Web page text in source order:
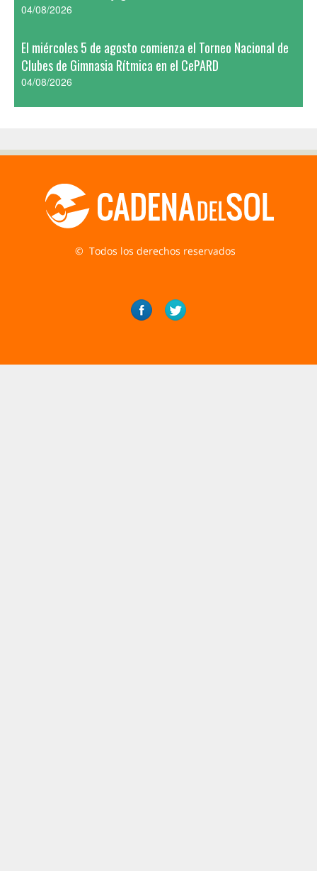
04/08/2026
El miércoles 5 de agosto comienza el Torneo Nacional de
Clubes de Gimnasia Rítmica en el CePARD
04/08/2026